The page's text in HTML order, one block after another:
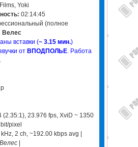
Yoki
02:14:45
(полное
Велес
вставки (~ 3.15 мин.)
от ВПОДПОЛЬЕ. Работа
(2.35:1), 23.976 fps, XviD ~ 1350
pixel
2 ch, ~192.00 kbps avg |
Велес|